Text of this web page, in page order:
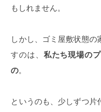
もしれません。
しかし、ゴミ屋敷状態の
すのは、 私たち現場の
の。
というのも、少しずつ片